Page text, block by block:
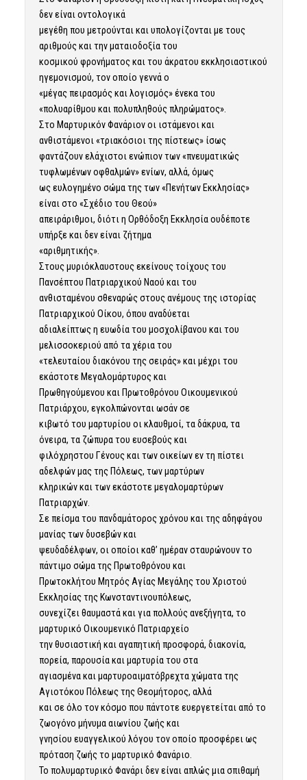
δεν είναι οντολογικά
μεγέθη που μετρούνται και υπολογίζονται με τους
αριθμούς και την ματαιοδοξία του
κοσμικού φρονήματος και του άκρατου εκκλησιαστικού
ηγεμονισμού, τον οποίο γεννά ο
«μέγας πειρασμός και λογισμός» ένεκα του
«πολυαρίθμου και πολυπληθούς πληρώματος».
Στο Μαρτυρικόν Φανάριον οι ιστάμενοι και
ανθιστάμενοι «τριακόσιοι της πίστεως» ίσως
φαντάζουν ελάχιστοι ενώπιον των «πνευματικώς
τυφλωμένων οφθαλμών» ενίων, αλλά, όμως
ως ευλογημένο σώμα της των «Πενήτων Εκκλησίας»
είναι στο «Σχέδιο του Θεού»
απειράριθμοι, διότι η Ορθόδοξη Εκκλησία ουδέποτε
υπήρξε και δεν είναι ζήτημα
«αριθμητικής».
Στους μυριόκλαυστους εκείνους τοίχους του
Πανσέπτου Πατριαρχικού Ναού και του
ανθισταμένου σθεναρώς στους ανέμους της ιστορίας
Πατριαρχικού Οίκου, όπου αναδύεται
αδιαλείπτως η ευωδία του μοσχολίβανου και του
μελισσοκεριού από τα χέρια του
«τελευταίου διακόνου της σειράς» και μέχρι του
εκάστοτε Μεγαλομάρτυρος και
Πρωθηγούμενου και Πρωτοθρόνου Οικουμενικού
Πατριάρχου, εγκολπώνονται ωσάν σε
κιβωτό του μαρτυρίου οι κλαυθμοί, τα δάκρυα, τα
όνειρα, τα ζώπυρα του ευσεβούς και
φιλόχρηστου Γένους και των οικείων εν τη πίστει
αδελφών μας της Πόλεως, των μαρτύρων
κληρικών και των εκάστοτε μεγαλομαρτύρων
Πατριαρχών.
Σε πείσμα του πανδαμάτορος χρόνου και της αδηφάγου
μανίας των δυσεβών και
ψευδαδέλφων, οι οποίοι καθ’ ημέραν σταυρώνουν το
πάντιμο σώμα της Πρωτοθρόνου και
Πρωτοκλήτου Μητρός Αγίας Μεγάλης του Χριστού
Εκκλησίας της Κωνσταντινουπόλεως,
συνεχίζει θαυμαστά και για πολλούς ανεξήγητα, το
μαρτυρικό Οικουμενικό Πατριαρχείο
την θυσιαστική και αγαπητική προσφορά, διακονία,
πορεία, παρουσία και μαρτυρία του στα
αγιασμένα και μαρτυροαιματόβρεχτα χώματα της
Αγιοτόκου Πόλεως της Θεομήτορος, αλλά
και σε όλο τον κόσμο που πάντοτε ευεργετείται από το
ζωογόνο μήνυμα αιωνίου ζωής και
γνησίου ευαγγελικού λόγου τον οποίο προσφέρει ως
πρόταση ζωής το μαρτυρικό Φανάριο.
Το πολυμαρτυρικό Φανάρι δεν είναι απλώς μια σπιθαμή